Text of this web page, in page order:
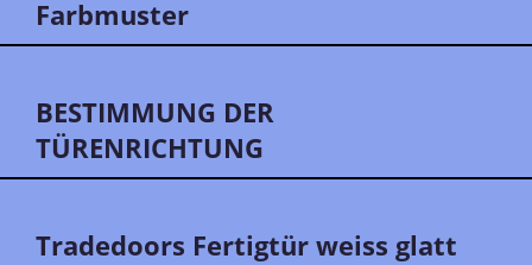
Farbmuster
BESTIMMUNG DER
TÜRENRICHTUNG
Tradedoors Fertigtür weiss glatt